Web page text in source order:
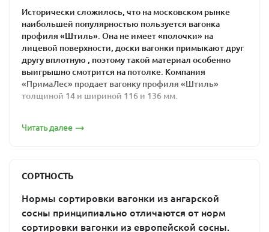
«ПримаЛес». Мы поможем вам подобрать материал,
который будет полностью соответствовать вашим
запросам и качественно выполнять возложенные на
него функции. Также рекомендуем посетить раздел
«Распродажа».
Плюсы вагонки из ангарской сосны «Штиль»
внутренней отделки помещений:
помещении,
поддержание оптимального уровня
влажности,
минимальное количество незначительных
Исторически сложилось, что на московском рынке
наибольшей популярностью пользуется вагонка
профиля «Штиль». Она не имеет «полочки» на
лицевой поверхности, доски вагонки примыкают друг
другу вплотную , поэтому такой материал особенно
выигрышно смотрится на потолке. Компания
«ПримаЛес» продает вагонку профиля «Штиль»
толщиной 14 и шириной 116 и 136 мм.
Вагонка штиль 14х144. Ангарская сосна
Читать далее
СОРТНОСТЬ
Нормы сортировки вагонки из ангарской
сосны принципиально отличаются от норм
сортировки вагонки из европейской сосны.